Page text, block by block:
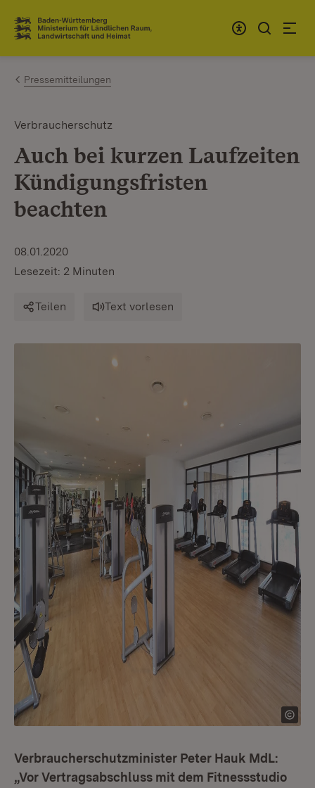
Zum Inhalt springen
Link zur Startseite
Pressemitteilungen
Verbraucherschutz
Auch bei kurzen Laufzeiten
Kündigungsfristen
beachten
08.01.2020
Lesezeit: 2 Minuten
Teilen Text vorlesen
Verbraucherschutzminister Peter Hauk MdL:
„Vor Vertragsabschluss mit dem Fitnessstudio